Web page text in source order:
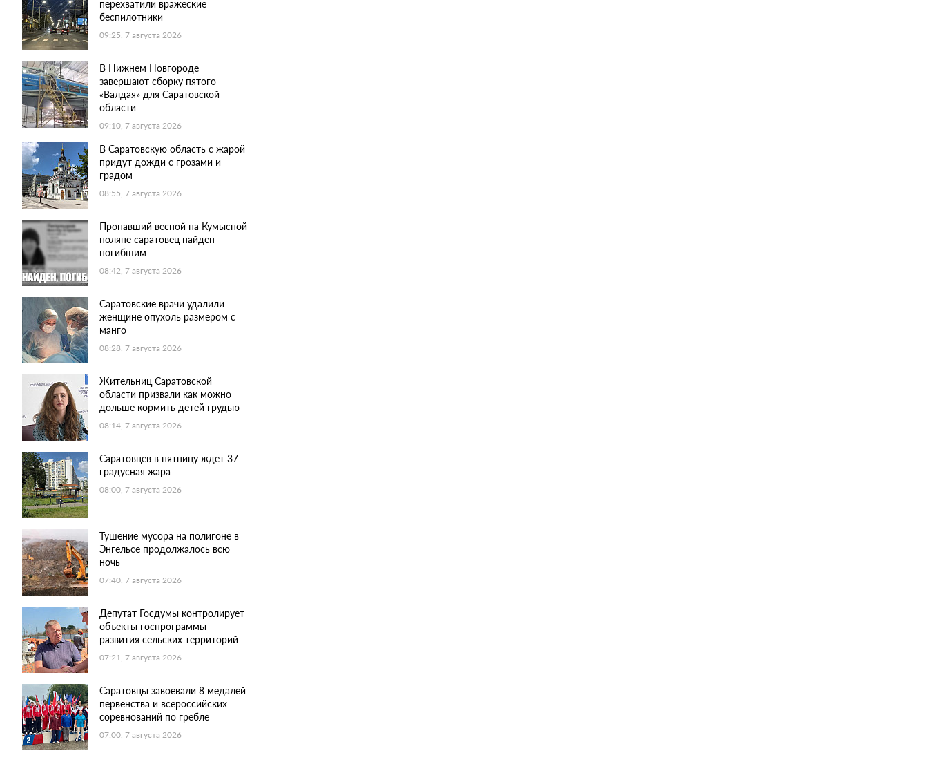
перехватили вражеские
беспилотники
09:25, 7 августа 2026
В Нижнем Новгороде
завершают сборку пятого
«Валдая» для Саратовской
области
09:10, 7 августа 2026
В Саратовскую область с жарой
придут дожди с грозами и
градом
08:55, 7 августа 2026
Пропавший весной на Кумысной
поляне саратовец найден
погибшим
08:42, 7 августа 2026
Саратовские врачи удалили
женщине опухоль размером с
манго
08:28, 7 августа 2026
Жительниц Саратовской
области призвали как можно
дольше кормить детей грудью
08:14, 7 августа 2026
Саратовцев в пятницу ждет 37-
градусная жара
08:00, 7 августа 2026
Тушение мусора на полигоне в
Энгельсе продолжалось всю
ночь
07:40, 7 августа 2026
Депутат Госдумы контролирует
объекты госпрограммы
развития сельских территорий
07:21, 7 августа 2026
Саратовцы завоевали 8 медалей
первенства и всероссийских
соревнований по гребле
07:00, 7 августа 2026